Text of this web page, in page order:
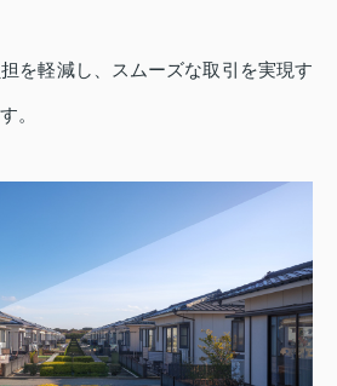
を軽減し、スムーズな取引を実現す
。